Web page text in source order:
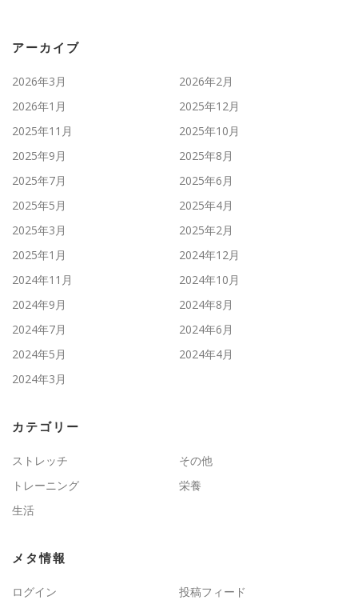
アーカイブ
2026年3月
2026年2月
2026年1月
2025年12月
2025年11月
2025年10月
2025年9月
2025年8月
2025年7月
2025年6月
2025年5月
2025年4月
2025年3月
2025年2月
2025年1月
2024年12月
2024年11月
2024年10月
2024年9月
2024年8月
2024年7月
2024年6月
2024年5月
2024年4月
2024年3月
カテゴリー
ストレッチ
その他
トレーニング
栄養
生活
メタ情報
ログイン 投稿フィード